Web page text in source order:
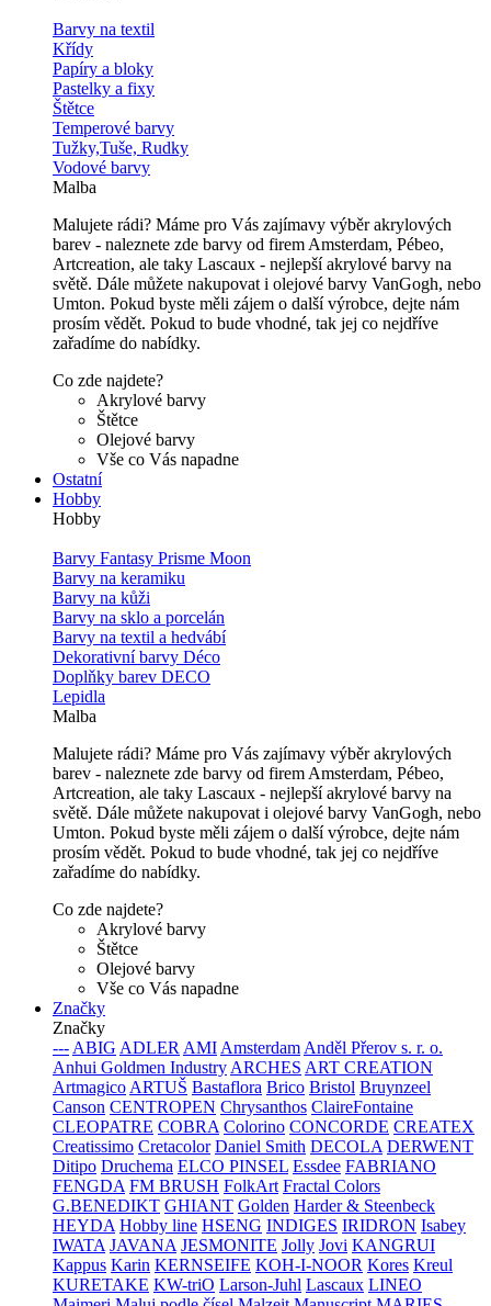
Barvy na textil
Křídy
Papíry a bloky
Pastelky a fixy
Štětce
Temperové barvy
Tužky,Tuše, Rudky
Vodové barvy
Malba
Malujete rádi? Máme pro Vás zajímavy výběr akrylových
barev - naleznete zde barvy od firem Amsterdam, Pébeo,
Artcreation, ale taky Lascaux - nejlepší akrylové barvy na
světě. Dále můžete nakupovat i olejové barvy VanGogh, nebo
Umton. Pokud byste měli zájem o další výrobce, dejte nám
prosím vědět. Pokud to bude vhodné, tak jej co nejdříve
zařadíme do nabídky.
Co zde najdete?
Akrylové barvy
Štětce
Olejové barvy
Vše co Vás napadne
Ostatní
Hobby
Hobby
Barvy Fantasy Prisme Moon
Barvy na keramiku
Barvy na kůži
Barvy na sklo a porcelán
Barvy na textil a hedvábí
Dekorativní barvy Déco
Doplňky barev DECO
Lepidla
Malba
Malujete rádi? Máme pro Vás zajímavy výběr akrylových
barev - naleznete zde barvy od firem Amsterdam, Pébeo,
Artcreation, ale taky Lascaux - nejlepší akrylové barvy na
světě. Dále můžete nakupovat i olejové barvy VanGogh, nebo
Umton. Pokud byste měli zájem o další výrobce, dejte nám
prosím vědět. Pokud to bude vhodné, tak jej co nejdříve
zařadíme do nabídky.
Co zde najdete?
Akrylové barvy
Štětce
Olejové barvy
Vše co Vás napadne
Značky
Značky
--- ABIG ADLER AMI Amsterdam Anděl Přerov s. r. o.
Anhui Goldmen Industry ARCHES ART CREATION
Artmagico ARTUŠ Bastaflora Brico Bristol Bruynzeel
Canson CENTROPEN Chrysanthos ClaireFontaine
CLEOPATRE COBRA Colorino CONCORDE CREATEX
Creatissimo Cretacolor Daniel Smith DECOLA DERWENT
Ditipo Druchema ELCO PINSEL Essdee FABRIANO
FENGDA FM BRUSH FolkArt Fractal Colors
G.BENEDIKT GHIANT Golden Harder & Steenbeck
HEYDA Hobby line HSENG INDIGES IRIDRON Isabey
IWATA JAVANA JESMONITE Jolly Jovi KANGRUI
Kappus Karin KERNSEIFE KOH-I-NOOR Kores Kreul
KURETAKE KW-triO Larson-Juhl Lascaux LINEO